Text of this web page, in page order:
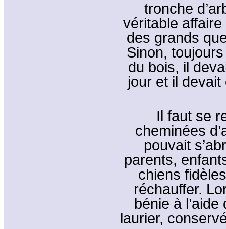
tronche
véritable
des grands
Sinon,
du bois, il
jour et il
Il faut se
cheminées
pouvait
parents,
chiens
réchauffer.
bénie à
laurier,